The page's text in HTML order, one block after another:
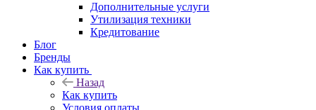
Дополнительные услуги
Утилизация техники
Кредитование
Блог
Бренды
Как купить
Назад
Как купить
Условия оплаты